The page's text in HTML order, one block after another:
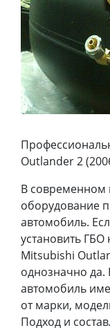
Outlander 2
В современном
оборудование
автомобиль.
установить ГБО
Mitsubishi
однозначно да.
автомобиль
от марки,
Подход и